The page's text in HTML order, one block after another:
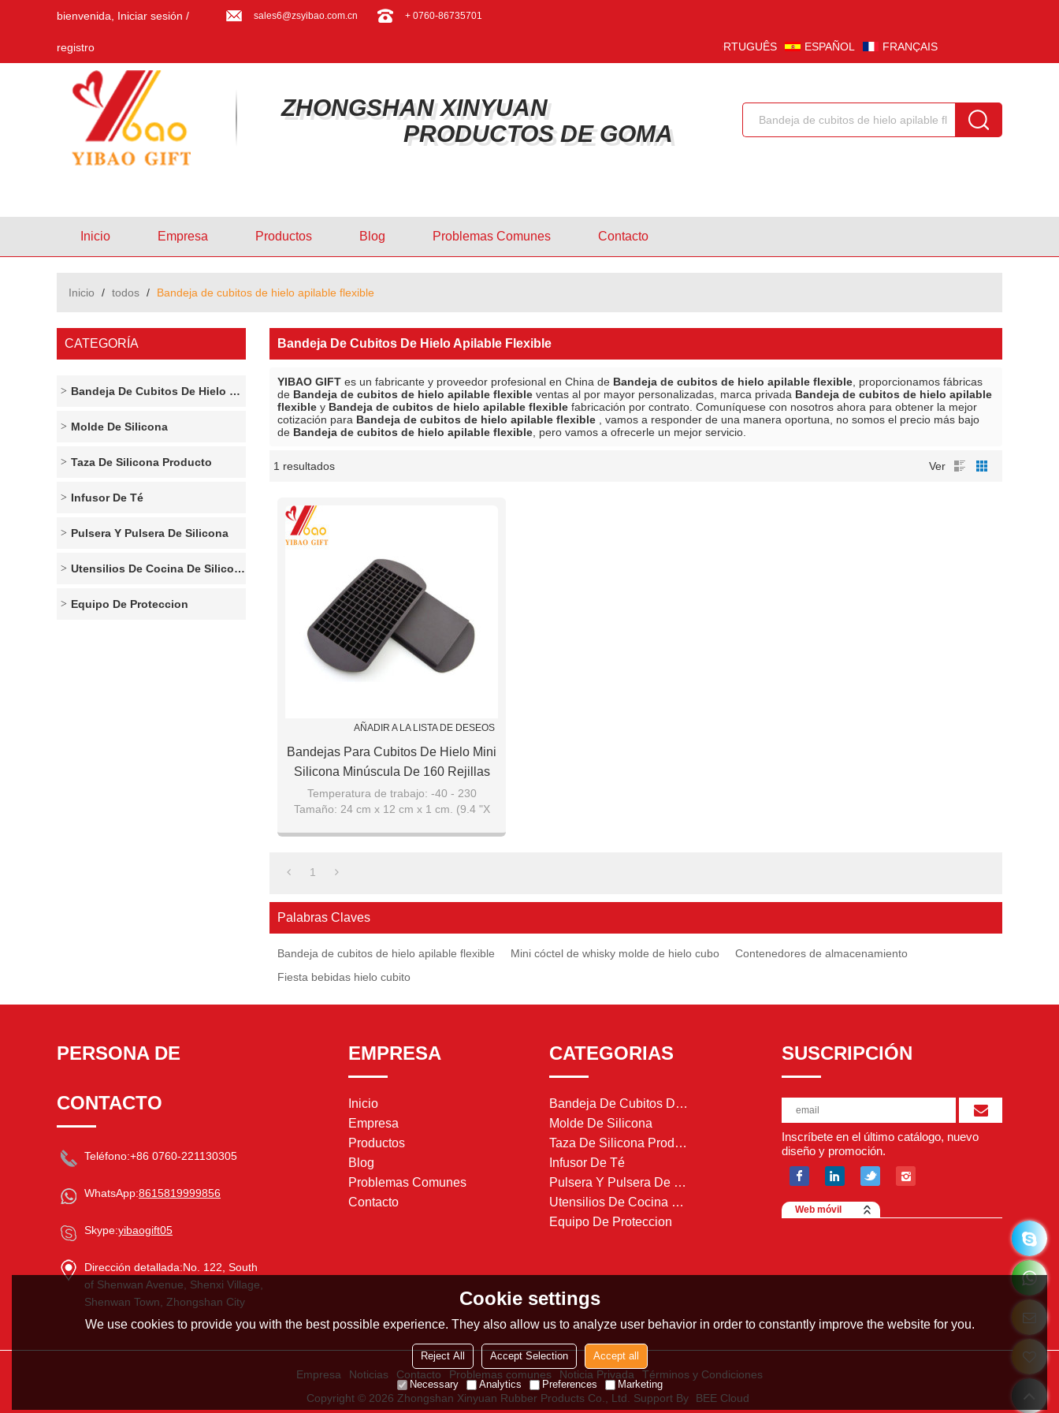
bienvenida, Iniciar sesión /
registro
sales6@zsyibao.com.cn + 0760-86735701
PORTUGUÊS ESPAÑOL FRANÇAIS
ZHONGSHAN XINYUAN
PRODUCTOS DE GOMA
Inicio Empresa Productos Blog Problemas Comunes Contacto
Inicio / todos / Bandeja de cubitos de hielo apilable flexible
CATEGORÍA
Bandeja De Cubitos De Hielo De Silicona
Molde De Silicona
Taza De Silicona Producto
Infusor De Té
Pulsera Y Pulsera De Silicona
Utensilios De Cocina De Silicona
Equipo De Proteccion
Bandeja De Cubitos De Hielo Apilable Flexible
YIBAO GIFT es un fabricante y proveedor profesional en China de Bandeja de cubitos de hielo apilable flexible , proporcionamos fábricas
de Bandeja de cubitos de hielo apilable flexible ventas al por mayor personalizadas, marca privada Bandeja de cubitos de hielo apilable
flexible y Bandeja de cubitos de hielo apilable flexible fabricación por contrato. Comuníquese con nosotros ahora para obtener la mejor
cotización para Bandeja de cubitos de hielo apilable flexible , vamos a responder de una manera oportuna, no somos el precio más bajo
de Bandeja de cubitos de hielo apilable flexible , pero vamos a ofrecerle un mejor servicio.
1 resultados Ver
escaparate
AÑADIR A LA LISTA DE DESEOS
Bandejas Para Cubitos De Hielo Mini
Silicona Minúscula De 160 Rejillas
Temperatura de trabajo: -40 - 230
Tamaño: 24 cm x 12 cm x 1 cm. (9.4 "X
1
Palabras Claves
Bandeja de cubitos de hielo apilable flexible Mini cóctel de whisky molde de hielo cubo
Contenedores de almacenamiento
Fiesta bebidas hielo cubito
PERSONA DE
CONTACTO
Teléfono:+86 0760-221130305
WhatsApp:8615819999856
Skype:yibaogift05
Dirección detallada:No. 122, South
of Shenwan Avenue, Shenxi Village,
Shenwan Town, Zhongshan City
EMPRESA
Inicio
Empresa
Productos
Blog
Problemas Comunes
Contacto
CATEGORIAS
Bandeja De Cubitos De Hielo De Silicona
Molde De Silicona
Taza De Silicona Producto
Infusor De Té
Pulsera Y Pulsera De Silicona
Utensilios De Cocina De Silicona
Equipo De Proteccion
SUSCRIPCIÓN
Inscríbete en el último catálogo, nuevo
diseño y promoción.
Web móvil
Empresa Noticias Contacto Problemas comunes Noticia Privada
Términos y Condiciones
Copyright © 2026 Zhongshan Xinyuan Rubber Products Co., Ltd. Support By BEE Cloud
Cookie settings
We use cookies to provide you with the best possible experience. They also allow us to analyze user behavior in order to constantly improve the website for you.
Reject All Accept Selection Accept all
Necessary Analytics Preferences Marketing